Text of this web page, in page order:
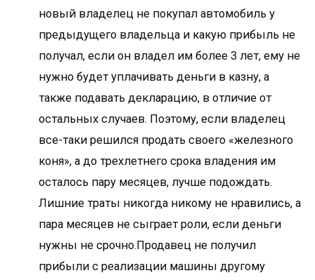
новый владелец не покупал автомобиль у
предыдущего владельца и какую прибыль не
получал, если он владел им более 3 лет, ему не
нужно будет уплачивать деньги в казну, а
также подавать декларацию, в отличие от
остальных случаев. Поэтому, если владелец
все-таки решился продать своего «железного
коня», а до трехлетнего срока владения им
осталось пару месяцев, лучше подождать.
Лишние траты никогда никому не нравились, а
пара месяцев не сыграет роли, если деньги
нужны не срочно.Продавец не получил
прибыли с реализации машины другому